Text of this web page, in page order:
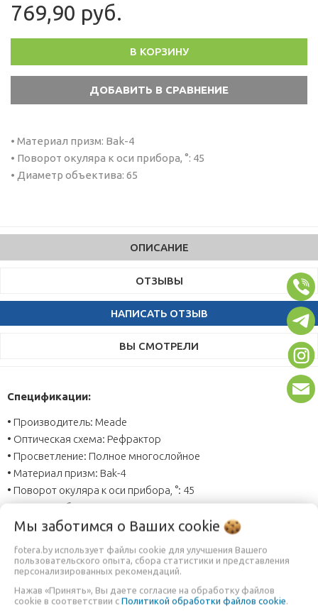
769,90 руб.
В КОРЗИНУ
• Материал призм: Bak-4
• Поворот окуляра к оси прибора, °: 45
• Диаметр объектива: 65
ОПИСАНИЕ
ОТЗЫВЫ
НАПИСАТЬ ОТЗЫВ
ВЫ СМОТРЕЛИ
Спецификации:
• Производитель: Meade
• Оптическая схема: Рефрактор
• Просветление: Полное многослойное
• Материал призм: Bak-4
• Поворот окуляра к оси прибора, °: 45
• Диаметр объектива: 65
• Увеличение: 15 — 45
• Вынос зрачка: 18
• Мин. расстояние фокусировки: 7.5
• Вес: 1.1 кг
• Назначение: для стационарных наблюдений, для охоты и
Мы заботимся о Ваших cookie
fotera.by использует файлы cookie для улучшения Вашего
пользовательского опыта, сбора статистики и представления
персонализированных рекомендаций.
Нажав «Принять», Вы даете согласие на обработку файлов
cookie в соответствии с Политикой обработки файлов cookie.